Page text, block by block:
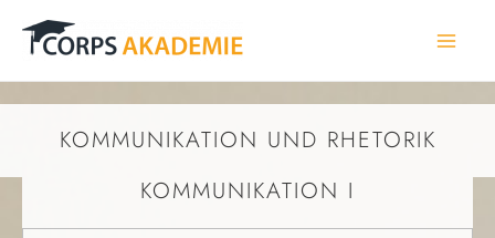
Inhalt
springen
KOMMUNIKATION UND RHETORIK
KOMMUNIKATION I